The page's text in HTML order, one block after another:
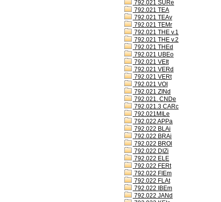
792.021 SURe
792.021 TEA
792.021 TEAv
792.021 TEMr
792.021 THE v.1
792.021 THE v.2
792.021 THEd
792.021 UBEo
792.021 VEIt
792.021 VERd
792.021 VERt
792.021 VOI
792.021 ZINd
792.021. CNDe
792.021.3 CARc
792.021MILe
792.022 APPa
792.022 BLAi
792.022 BRAi
792.022 BROl
792.022 DIZi
792.022 ELE
792.022 FERt
792.022 FIEm
792.022 FLAt
792.022 IBEm
792.022 JANd